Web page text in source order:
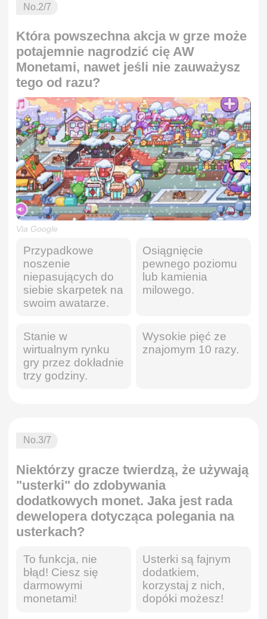
No.2/7
Która powszechna akcja w grze może
potajemnie nagrodzić cię AW
Monetami, nawet jeśli nie zauważysz
tego od razu?
Via Google
Przypadkowe
noszenie
niepasujących do
siebie skarpetek na
swoim awatarze.
Osiągnięcie
pewnego poziomu
lub kamienia
milowego.
Stanie w
wirtualnym rynku
gry przez dokładnie
trzy godziny.
Wysokie pięć ze
znajomym 10 razy.
No.3/7
Niektórzy gracze twierdzą, że używają
"usterki" do zdobywania
dodatkowych monet. Jaka jest rada
dewelopera dotycząca polegania na
usterkach?
To funkcja, nie
błąd! Ciesz się
darmowymi
monetami!
Usterki są fajnym
dodatkiem,
korzystaj z nich,
dopóki możesz!